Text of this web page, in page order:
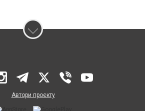
Автори проєкту